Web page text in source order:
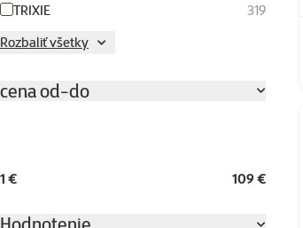
TRIXIE
319
Rozbaliť všetky
cena od-do
1 € 109 €